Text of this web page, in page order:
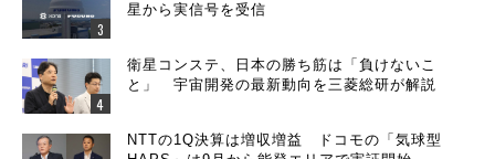
星から実信号を受信
衛星コンステ、日本の勝ち筋は「負けないこ
と」 宇宙開発の最新動向を三菱総研が解説
NTTの1Q決算は増収増益 ドコモの「気球型